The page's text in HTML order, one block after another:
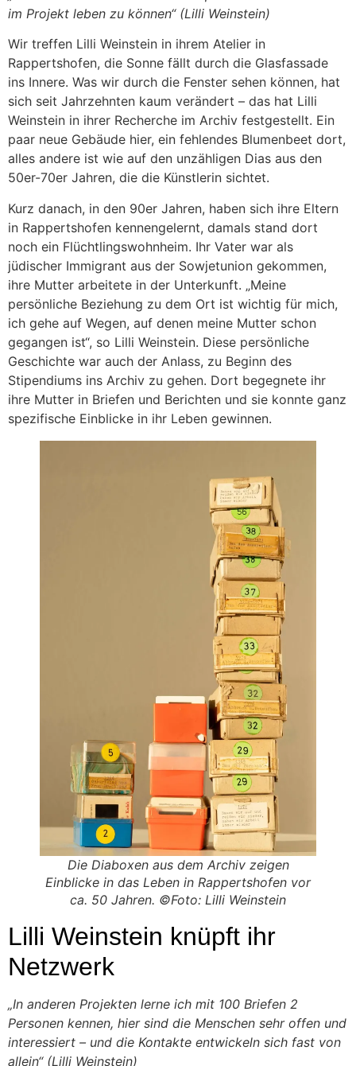
im Projekt leben zu können“ (Lilli Weinstein)
Wir treffen Lilli Weinstein in ihrem Atelier in
Rappertshofen, die Sonne fällt durch die Glasfassade
ins Innere. Was wir durch die Fenster sehen können, hat
sich seit Jahrzehnten kaum verändert – das hat Lilli
Weinstein in ihrer Recherche im Archiv festgestellt. Ein
paar neue Gebäude hier, ein fehlendes Blumenbeet dort,
alles andere ist wie auf den unzähligen Dias aus den
50er-70er Jahren, die die Künstlerin sichtet.
Kurz danach, in den 90er Jahren, haben sich ihre Eltern
in Rappertshofen kennengelernt, damals stand dort
noch ein Flüchtlingswohnheim. Ihr Vater war als
jüdischer Immigrant aus der Sowjetunion gekommen,
ihre Mutter arbeitete in der Unterkunft. „Meine
persönliche Beziehung zu dem Ort ist wichtig für mich,
ich gehe auf Wegen, auf denen meine Mutter schon
gegangen ist“, so Lilli Weinstein. Diese persönliche
Geschichte war auch der Anlass, zu Beginn des
Stipendiums ins Archiv zu gehen. Dort begegnete ihr
ihre Mutter in Briefen und Berichten und sie konnte ganz
spezifische Einblicke in ihr Leben gewinnen.
Die Diaboxen aus dem Archiv zeigen
Einblicke in das Leben in Rappertshofen vor
ca. 50 Jahren. ©Foto: Lilli Weinstein
Lilli Weinstein knüpft ihr
Netzwerk
„In anderen Projekten lerne ich mit 100 Briefen 2
Personen kennen, hier sind die Menschen sehr offen und
interessiert – und die Kontakte entwickeln sich fast von
allein“ (Lilli Weinstein)